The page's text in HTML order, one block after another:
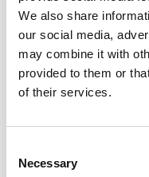
We also share
our social media,
may combine it with
provided to them or
of their services.
Selection
Necessary